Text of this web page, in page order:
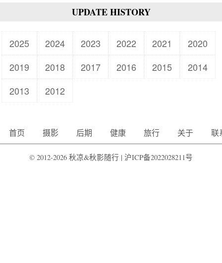
UPDATE HISTORY
2025 2024 2023 2022 2021
2020
2019
2018 2017 2016 2015
2014
2013
2012
首页 摄影 后期 健康 旅行 关于 联
© 2012-2026 秋凉&秋影随行 | 沪ICP备2022028211号